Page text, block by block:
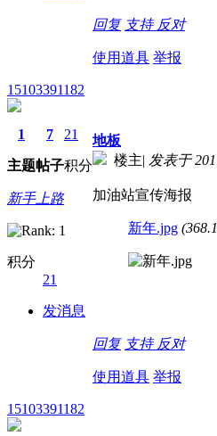
回复 支持 反对
使用道具 举报
15103391182
1
主题
7
帖子
21
积分
新手上路
积分
21
发消息
地板
楼主| 发表于
加油站宣传海报
新年.jpg
回复 支持 反对
使用道具 举报
15103391182